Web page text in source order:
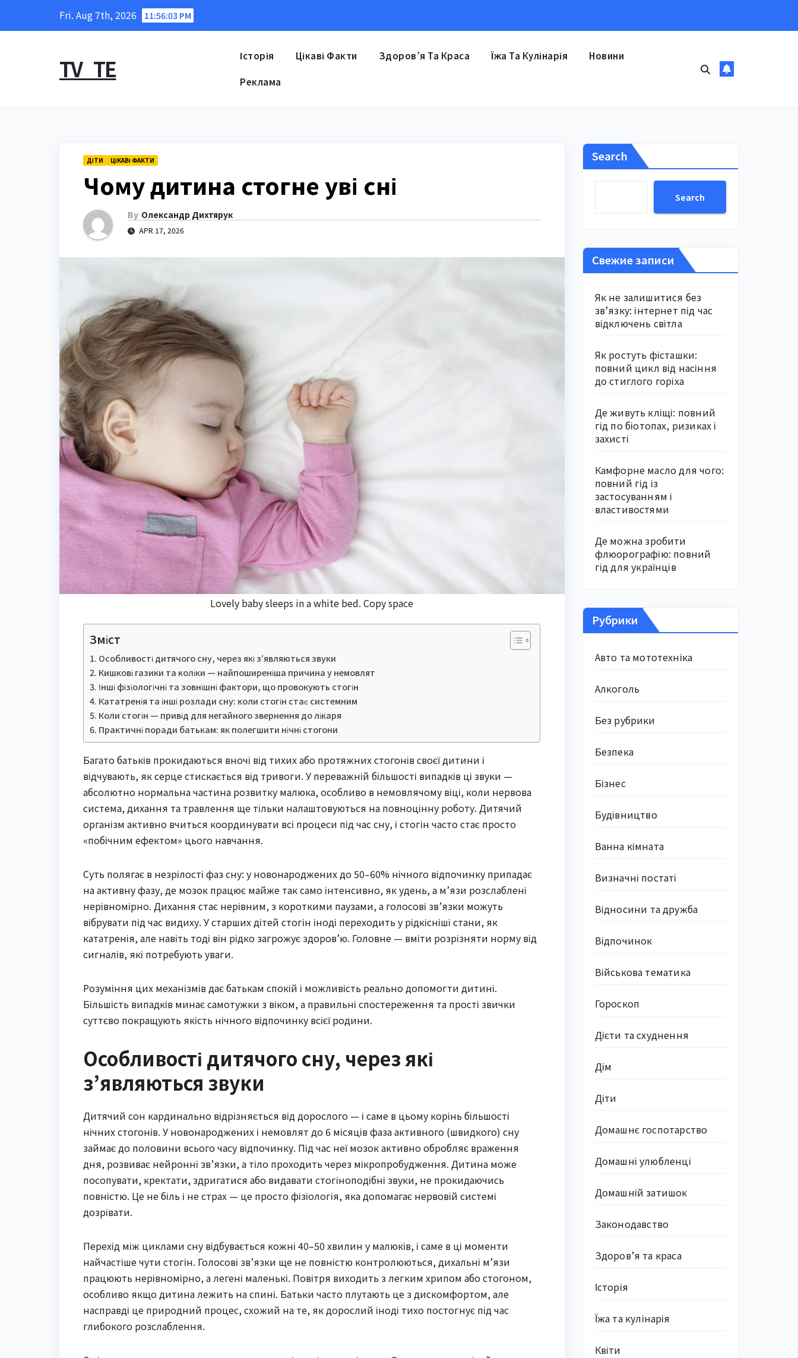
Fri. Aug 7th, 2026 11:56:04 PM
TV_TE Історія Цікаві Факти Здоров’я Та Краса Їжа Та Кулінарія Новини
Реклама
ДІТИ ЦІКАВІ ФАКТИ
Чому дитина стогне уві сні
By Олександр Дихтярук
APR 17, 2026
Lovely baby sleeps in a white bed. Copy space
Зміст
Особливості дитячого сну, через які з’являються звуки
Кишкові газики та коліки — найпоширеніша причина у немовлят
Інші фізіологічні та зовнішні фактори, що провокують стогін
Кататренія та інші розлади сну: коли стогін стає системним
Коли стогін — привід для негайного звернення до лікаря
Практичні поради батькам: як полегшити нічні стогони
Багато батьків прокидаються вночі від тихих або протяжних стогонів своєї дитини і
відчувають, як серце стискається від тривоги. У переважній більшості випадків ці звуки —
абсолютно нормальна частина розвитку малюка, особливо в немовлячому віці, коли нервова
система, дихання та травлення ще тільки налаштовуються на повноцінну роботу. Дитячий
організм активно вчиться координувати всі процеси під час сну, і стогін часто стає просто
«побічним ефектом» цього навчання.
Суть полягає в незрілості фаз сну: у новонароджених до 50–60% нічного відпочинку припадає
на активну фазу, де мозок працює майже так само інтенсивно, як удень, а м’язи розслаблені
нерівномірно. Дихання стає нерівним, з короткими паузами, а голосові зв’язки можуть
вібрувати під час видиху. У старших дітей стогін іноді переходить у рідкісніші стани, як
кататренія, але навіть тоді він рідко загрожує здоров’ю. Головне — вміти розрізняти норму від
сигналів, які потребують уваги.
Розуміння цих механізмів дає батькам спокій і можливість реально допомогти дитині.
Більшість випадків минає самотужки з віком, а правильні спостереження та прості звички
суттєво покращують якість нічного відпочинку всієї родини.
Особливості дитячого сну, через які
з’являються звуки
Дитячий сон кардинально відрізняється від дорослого — і саме в цьому корінь більшості
нічних стогонів. У новонароджених і немовлят до 6 місяців фаза активного (швидкого) сну
займає до половини всього часу відпочинку. Під час неї мозок активно обробляє враження
дня, розвиває нейронні зв’язки, а тіло проходить через мікропробудження. Дитина може
посопувати, кректати, здригатися або видавати стогіноподібні звуки, не прокидаючись
повністю. Це не біль і не страх — це просто фізіологія, яка допомагає нервовій системі
дозрівати.
Перехід між циклами сну відбувається кожні 40–50 хвилин у малюків, і саме в ці моменти
найчастіше чути стогін. Голосові зв’язки ще не повністю контролюються, дихальні м’язи
працюють нерівномірно, а легені маленькі. Повітря виходить з легким хрипом або стогоном,
особливо якщо дитина лежить на спині. Батьки часто плутають це з дискомфортом, але
насправді це природний процес, схожий на те, як дорослий іноді тихо постогнує під час
глибокого розслаблення.
Search
Search
Свежие записи
Як не залишитися без
зв’язку: інтернет під час
відключень світла
Як ростуть фісташки:
повний цикл від насіння
до стиглого горіха
Де живуть кліщі: повний
гід по біотопах, ризиках і
захисті
Камфорне масло для чого:
повний гід із
застосуванням і
властивостями
Де можна зробити
флюорографію: повний
гід для українців
Рубрики
Авто та мототехніка
Алкоголь
Без рубрики
Безпека
Бізнес
Будівництво
Ванна кімната
Визначні постаті
Відносини та дружба
Відпочинок
Військова тематика
Гороскоп
Дієти та схуднення
Дім
Діти
Домашнє госпотарство
Домашні улюбленці
Домашній затишок
Законодавство
Здоров’я та краса
Історія
Їжа та кулінарія
Квіти